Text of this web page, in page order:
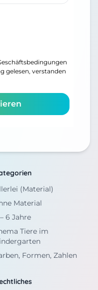
gelesen, verstanden
(Material)
Material
6 Jahre
Tiere im
Formen, Zahlen